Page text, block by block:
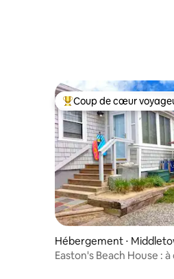
Coups de cœur
Coup de cœur
Hébergement ⋅
Easton's Beach House : à